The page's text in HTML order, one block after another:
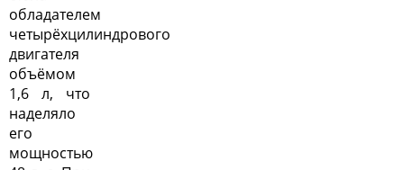
обладателем
четырёхцилиндрового
двигателя
объёмом
1,6 л, что
наделяло
его
мощностью